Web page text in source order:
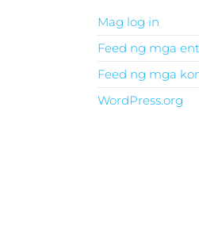
Mag log in
Feed ng mga
Feed ng mga
WordPress.org